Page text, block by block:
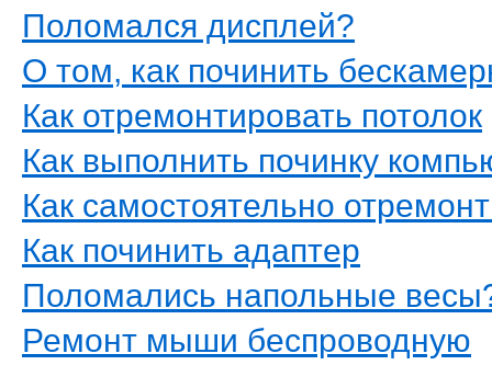
Поломался дисплей?
О том, как починить
Как отремонтировать потолок
Как выполнить починку
Как самостоятельно
Как починить адаптер
Поломались напольные
Ремонт мыши беспроводную